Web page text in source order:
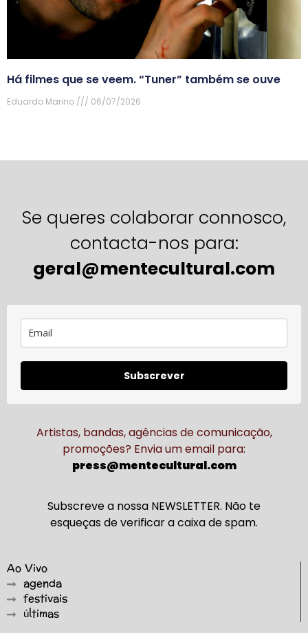
Há filmes que se veem. “Tuner” também se ouve
Eduardo Marino 06/07/2026
Se queres colaborar connosco,
contacta-nos para:
geral@mentecultural.com
Subscrever
Artistas, bandas, agências de comunicação,
promoções? Envia um email para:
press@mentecultural.com
Subscreve a nossa NEWSLETTER. Não te
esqueças de verificar a caixa de spam.
Ao Vivo
agenda
festivais
últimas